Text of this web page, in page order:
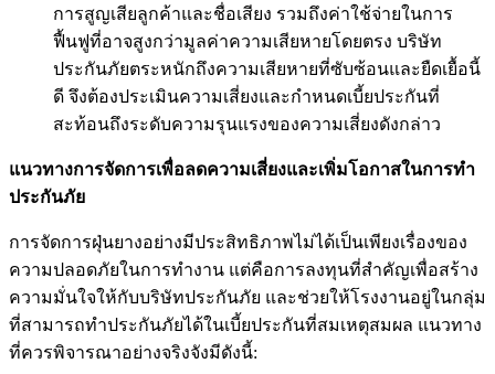
การสูญเสียลูกค้าและชื่อเสียง รวมถึงค่าใช้จ่ายในการ
ฟื้นฟูที่อาจสูงกว่ามูลค่าความเสียหายโดยตรง บริษัท
ประกันภัยตระหนักถึงความเสียหายที่ซับซ้อนและยืดเยื้อนี้
ดี จึงต้องประเมินความเสี่ยงและกำหนดเบี้ยประกันที่
สะท้อนถึงระดับความรุนแรงของความเสี่ยงดังกล่าว
แนวทางการจัดการเพื่อลดความเสี่ยงและเพิ่มโอกาสในการทำ
ประกันภัย
การจัดการฝุ่นยางอย่างมีประสิทธิภาพไม่ได้เป็นเพียงเรื่องของ
ความปลอดภัยในการทำงาน แต่คือการลงทุนที่สำคัญเพื่อสร้าง
ความมั่นใจให้กับบริษัทประกันภัย และช่วยให้โรงงานอยู่ในกลุ่ม
ที่สามารถทำประกันภัยได้ในเบี้ยประกันที่สมเหตุสมผล แนวทาง
ที่ควรพิจารณาอย่างจริงจังมีดังนี้: